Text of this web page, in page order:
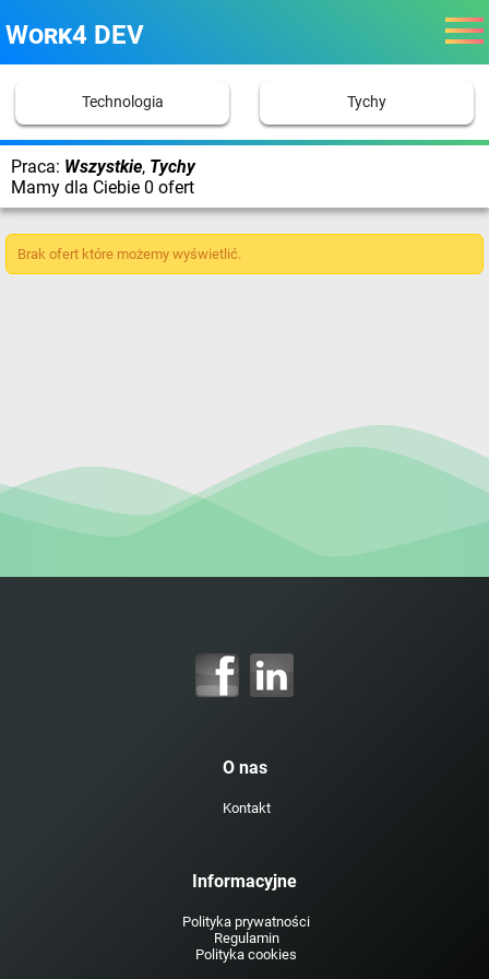
Work4 DEV
Technologia Tychy
Praca: Wszystkie, Tychy
Mamy dla Ciebie 0 ofert
Brak ofert które możemy wyświetlić.
O nas
Kontakt
Informacyjne
Polityka prywatności
Regulamin
Polityka cookies